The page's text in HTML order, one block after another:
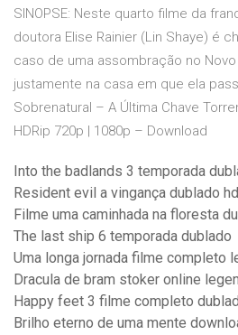
SINOPSE: Neste quarto filme da
doutora Elise Rainier (Lin Shaye) é
caso de uma assombração no
justamente na casa em que ela
Sobrenatural – A Última Chave
HDRip 720p | 1080p – Download
Into the badlands 3 temporada
Resident evil a vingança dublado hd
Filme uma caminhada na floresta
The last ship 6 temporada dublado
Uma longa jornada filme completo
Dracula de bram stoker online
Happy feet 3 filme completo
Brilho eterno de uma mente